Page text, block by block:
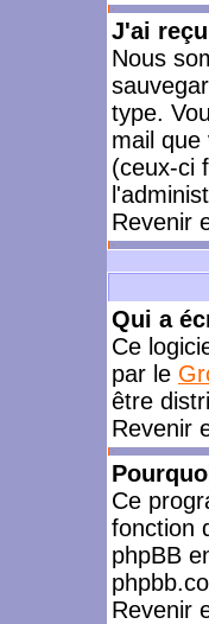
J'ai
Nous
type.
mail
(ceux-ci
Revenir
Qui a
Ce
par le
être
Revenir
Ce
fonction
phpBB
Revenir